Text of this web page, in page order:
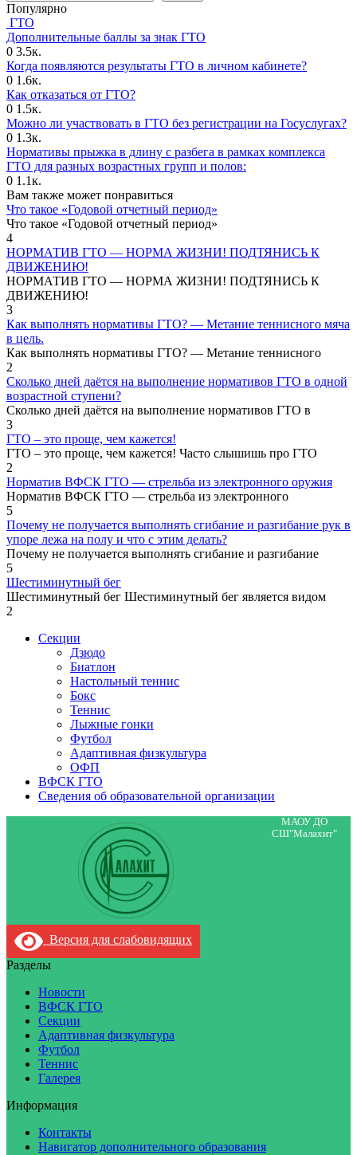
Популярно
ГТО
Дополнительные баллы за знак ГТО
0 3.5к.
Когда появляются результаты ГТО в личном кабинете?
0 1.6к.
Как отказаться от ГТО?
0 1.5к.
Можно ли участвовать в ГТО без регистрации на Госуслугах?
0 1.3к.
Нормативы прыжка в длину с разбега в рамках комплекса
ГТО для разных возрастных групп и полов:
0 1.1к.
Вам также может понравиться
Что такое «Годовой отчетный период»
Что такое «Годовой отчетный период»
4
НОРМАТИВ ГТО — НОРМА ЖИЗНИ! ПОДТЯНИСЬ К
ДВИЖЕНИЮ!
НОРМАТИВ ГТО — НОРМА ЖИЗНИ! ПОДТЯНИСЬ К
ДВИЖЕНИЮ!
3
Как выполнять нормативы ГТО? — Метание теннисного мяча
в цель.
Как выполнять нормативы ГТО? — Метание теннисного
2
Сколько дней даётся на выполнение нормативов ГТО в одной
возрастной ступени?
Сколько дней даётся на выполнение нормативов ГТО в
3
ГТО – это проще, чем кажется!
ГТО – это проще, чем кажется! Часто слышишь про ГТО
2
Норматив ВФСК ГТО — стрельба из электронного оружия
Норматив ВФСК ГТО — стрельба из электронного
5
Почему не получается выполнять сгибание и разгибание рук в
упоре лежа на полу и что с этим делать?
Почему не получается выполнять сгибание и разгибание
5
Шестиминутный бег
Шестиминутный бег Шестиминутный бег является видом
2
Секции
Дзюдо
Биатлон
Настольный теннис
Бокс
Теннис
Лыжные гонки
Футбол
Адаптивная физкультура
ОФП
ВФСК ГТО
Сведения об образовательной организации
МАОУ ДО
СШ"Малахит"
Версия для слабовидящих
Разделы
Новости
ВФСК ГТО
Секции
Адаптивная физкультура
Футбол
Теннис
Галерея
Информация
Контакты
Навигатор дополнительного образования